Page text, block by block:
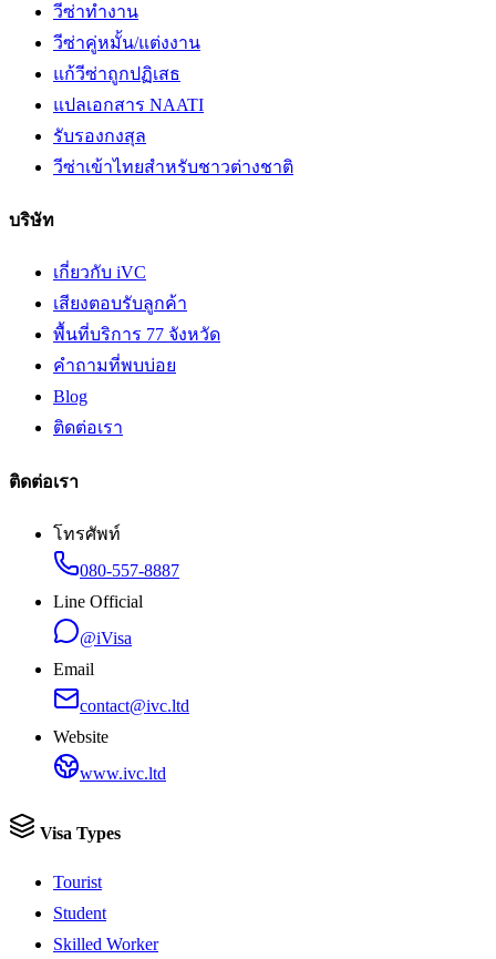
วีซ่าทำงาน
วีซ่าคู่หมั้น/แต่งงาน
แก้วีซ่าถูกปฏิเสธ
แปลเอกสาร NAATI
รับรองกงสุล
วีซ่าเข้าไทยสำหรับชาวต่างชาติ
บริษัท
เกี่ยวกับ iVC
เสียงตอบรับลูกค้า
พื้นที่บริการ 77 จังหวัด
คำถามที่พบบ่อย
Blog
ติดต่อเรา
ติดต่อเรา
โทรศัพท์
080-557-8887
Line Official
@iVisa
Email
contact@ivc.ltd
Website
www.ivc.ltd
Visa Types
Tourist
Student
Skilled Worker